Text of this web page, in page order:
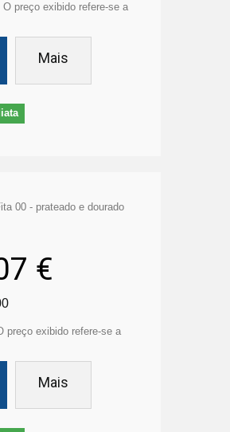
O preço exibido refere-se a
Mais
€
preço exibido refere-se a
Mais